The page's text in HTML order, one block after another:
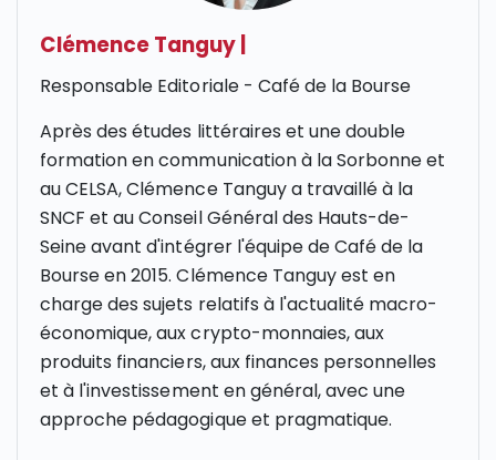
Clémence Tanguy
Responsable Editoriale - Café de la Bourse
Après des études littéraires et une double
formation en communication à la Sorbonne et
au CELSA, Clémence Tanguy a travaillé à la
SNCF et au Conseil Général des Hauts-de-
Seine avant d'intégrer l'équipe de Café de la
Bourse en 2015. Clémence Tanguy est en
charge des sujets relatifs à l'actualité macro-
économique, aux crypto-monnaies, aux
produits financiers, aux finances personnelles
et à l'investissement en général, avec une
approche pédagogique et pragmatique.